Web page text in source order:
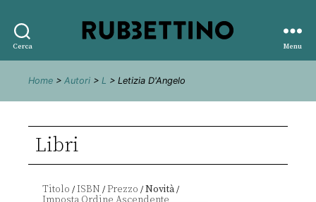
Cerca
editore
Menu
Home > Autori > L > Letizia D'Angelo
Libri
Titolo /ISBN /Prezzo /Novità/